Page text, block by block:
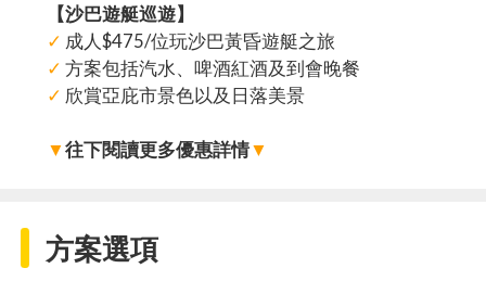
【沙巴遊艇巡遊】
✓ 成人$475/位玩沙巴黃昏遊艇之旅
✓ 方案包括汽水、啤酒紅酒及到會晚餐
✓ 欣賞亞庇市景色以及日落美景
▼往下閱讀更多優惠詳情▼
方案選項